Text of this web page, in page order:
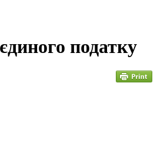
податку